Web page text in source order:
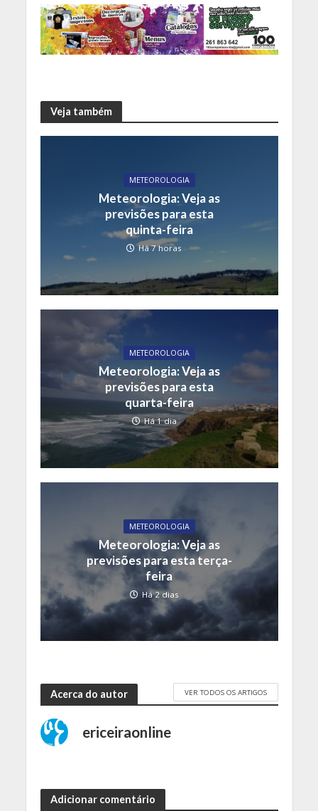
Veja também
METEOROLOGIA
Meteorologia: Veja as
previsões para esta
quinta-feira
Há 7 horas
METEOROLOGIA
Meteorologia: Veja as
previsões para esta
quarta-feira
Há 1 dia
METEOROLOGIA
Meteorologia: Veja as
previsões para esta terça-
feira
Há 2 dias
Acerca do autor VER TODOS OS ARTIGOS
ericeiraonline
Adicionar comentário